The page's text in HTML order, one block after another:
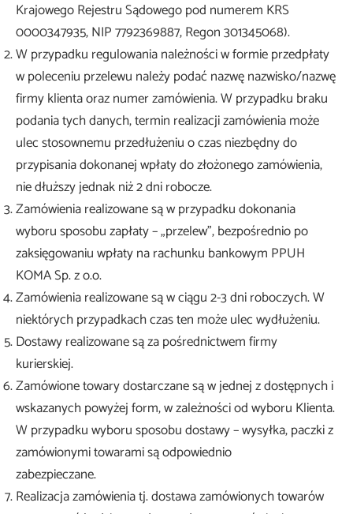
Krajowego Rejestru Sądowego pod numerem KRS
0000347935, NIP 7792369887, Regon 301345068).
W przypadku regulowania należności w formie przedpłaty
w poleceniu przelewu należy podać nazwę nazwisko/nazwę
firmy klienta oraz numer zamówienia. W przypadku braku
podania tych danych, termin realizacji zamówienia może
ulec stosownemu przedłużeniu o czas niezbędny do
przypisania dokonanej wpłaty do złożonego zamówienia,
nie dłuższy jednak niż 2 dni robocze.
Zamówienia realizowane są w przypadku dokonania
wyboru sposobu zapłaty – „przelew”, bezpośrednio po
zaksięgowaniu wpłaty na rachunku bankowym PPUH
KOMA Sp. z o.o.
Zamówienia realizowane są w ciągu 2-3 dni roboczych. W
niektórych przypadkach czas ten może ulec wydłużeniu.
Dostawy realizowane są za pośrednictwem firmy
kurierskiej.
Zamówione towary dostarczane są w jednej z dostępnych i
wskazanych powyżej form, w zależności od wyboru Klienta.
W przypadku wyboru sposobu dostawy – wysyłka, paczki z
zamówionymi towarami są odpowiednio
zabezpieczane.
Realizacja zamówienia tj. dostawa zamówionych towarów